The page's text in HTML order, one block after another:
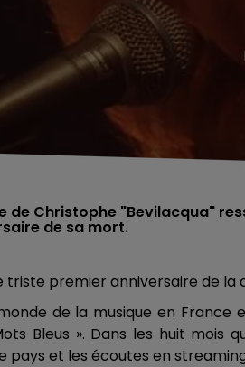
de Christophe "Bevilacqua"
de sa mort.
triste premier anniversaire de
de la musique en
Bleus ». Dans les huit mois
pays et les écoutes en